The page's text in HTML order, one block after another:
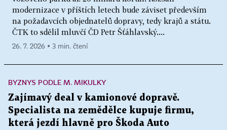
modernizace v příštích letech bude záviset především
na požadavcích objednatelů dopravy, tedy krajů a státu.
ČTK to sdělil mluvčí ČD Petr Šťáhlavský....
26. 7. 2026 ▪ 3 min. čtení
BYZNYS PODLE M. MIKULKY
Zajímavý deal v kamionové dopravě.
Specialista na zemědělce kupuje firmu,
která jezdí hlavně pro Škoda Auto